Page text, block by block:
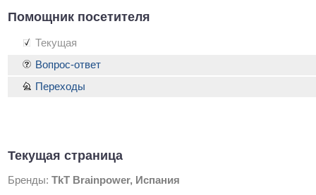
Помощник посетителя
Текущая
Текущая страница
Бренды: TkT Brainpower, Испания
Вопрос-ответ
Переходы